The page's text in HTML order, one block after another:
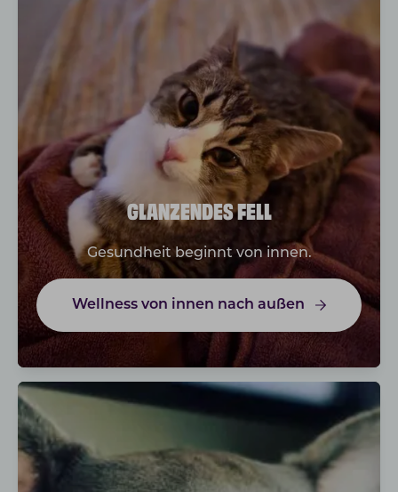
GLANZENDES FELL
Gesundheit beginnt von innen.
Wellness von innen nach außen